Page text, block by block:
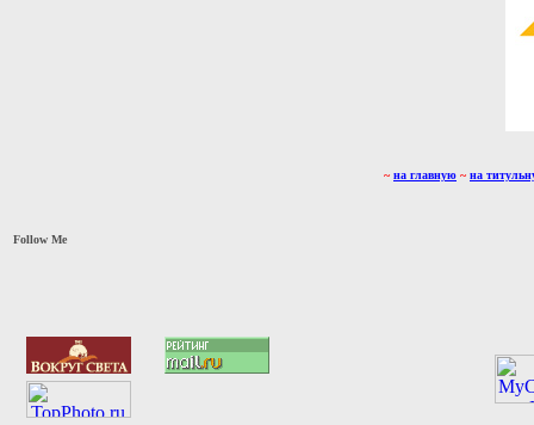
~ на главную ~ на
Follow Me